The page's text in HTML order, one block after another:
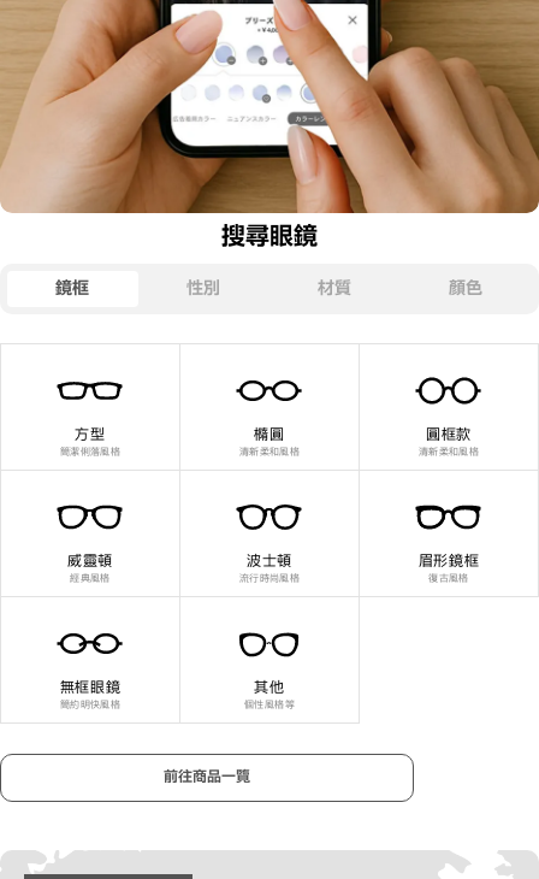
搜尋眼鏡
鏡框 性別 材質 顏色
方型
簡潔俐落風格
橢圓
清新柔和風格
圓框款
清新柔和風格
威靈頓
經典風格
波士頓
流行時尚風格
眉形鏡框
復古風格
無框眼鏡
簡約明快風格
其他
個性風格等
前往商品一覽
前往OUTLET商品一覧
預約視力檢查配鏡，線上預約當